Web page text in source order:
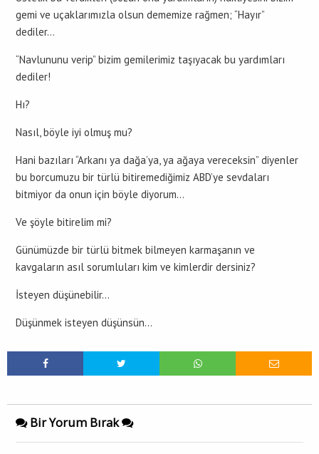
gemi ve uçaklarımızla olsun dememize rağmen; “Hayır”
dediler…
“Navlununu verip” bizim gemilerimiz taşıyacak bu yardımları
dediler!
Hı?
Nasıl, böyle iyi olmuş mu?
Hani bazıları “Arkanı ya dağa’ya, ya ağaya vereceksin” diyenler
bu borcumuzu bir türlü bitiremediğimiz ABD’ye sevdaları
bitmiyor da onun için böyle diyorum…
Ve şöyle bitirelim mi?
Günümüzde bir türlü bitmek bilmeyen karmaşanın ve
kavgaların asıl sorumluları kim ve kimlerdir dersiniz?
İsteyen düşünebilir…
Düşünmek isteyen düşünsün…
Bir Yorum Bırak